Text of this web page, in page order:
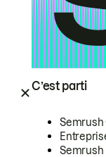
C’est parti
Semrush
Semrush